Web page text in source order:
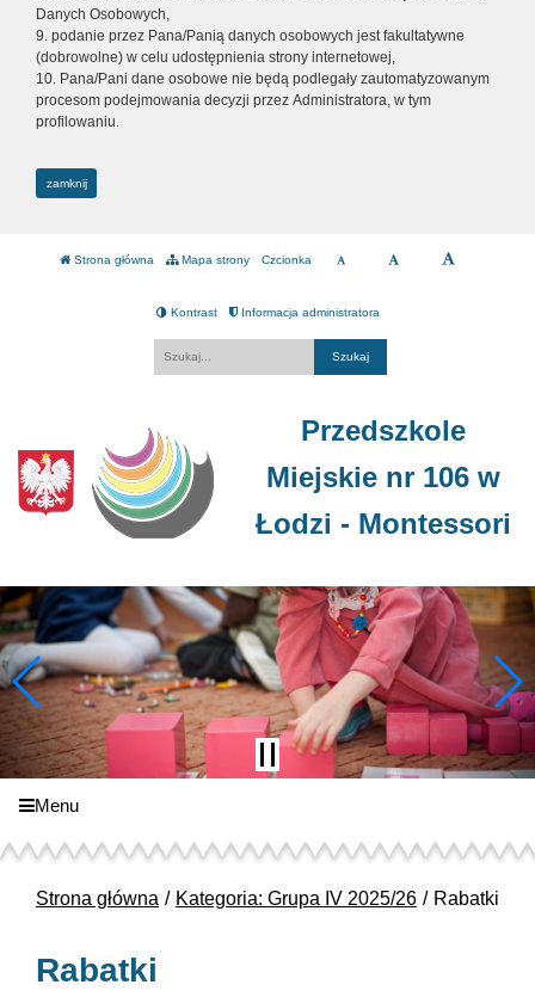
Danych Osobowych,
9. podanie przez Pana/Panią danych osobowych jest fakultatywne
(dobrowolne) w celu udostępnienia strony internetowej,
10. Pana/Pani dane osobowe nie będą podlegały zautomatyzowanym
procesom podejmowania decyzji przez Administratora, w tym
profilowaniu.
zamknij
Strona główna Mapa strony Czcionka
Kontrast Informacja administratora
Przedszkole
Miejskie nr 106 w
Łodzi - Montessori
Menu
Strona główna Kategoria: Grupa IV 2025/26 Rabatki
Rabatki